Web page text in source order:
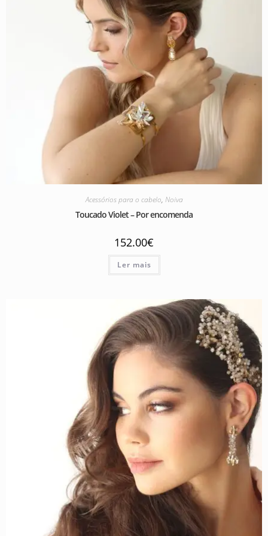
Acessórios para o cabelo, Noiva
Toucado Violet – Por encomenda
152.00€
Ler mais